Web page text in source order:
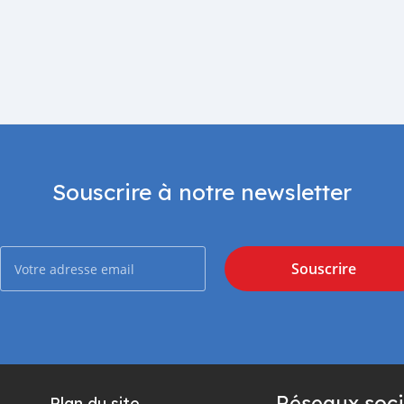
Souscrire à notre newsletter
Souscrire